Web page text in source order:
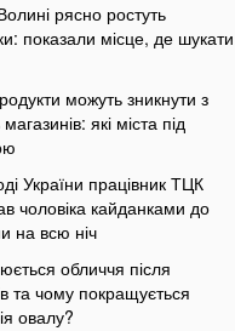
рясно ростуть
показали місце, де шукати
можуть зникнути з
які міста під
України працівник ТЦК
чоловіка кайданками до
на всю ніч
обличчя після
та чому покращується
овалу?